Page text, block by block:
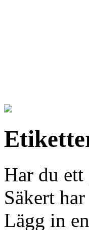
Har du
Säkert
Lägg in